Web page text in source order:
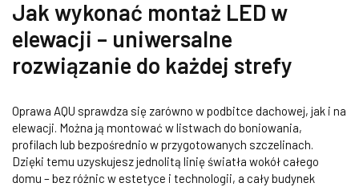
Jak wykonać montaż LED w
elewacji – uniwersalne
rozwiązanie do każdej strefy
Oprawa AQU sprawdza się zarówno w podbitce dachowej, jak i na
elewacji. Można ją montować w listwach do boniowania,
profilach lub bezpośrednio w przygotowanych szczelinach.
Dzięki temu uzyskujesz jednolitą linię światła wokół całego
domu – bez różnic w estetyce i technologii, a cały budynek